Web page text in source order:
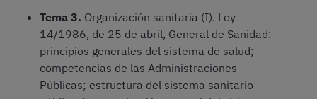
Tema 3. Organización sanitaria (I). Ley
14/1986, de 25 de abril, General de Sanidad:
principios generales del sistema de salud;
competencias de las Administraciones
Públicas; estructura del sistema sanitario